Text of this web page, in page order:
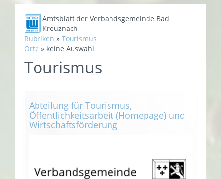
Amtsblatt der Verbandsgemeinde Bad
Kreuznach
Rubriken » Tourismus
Orte » keine Auswahl
Tourismus
Abteilung für Tourismus,
Öffentlichkeitsarbeit (Homepage) und
Wirtschaftsförderung